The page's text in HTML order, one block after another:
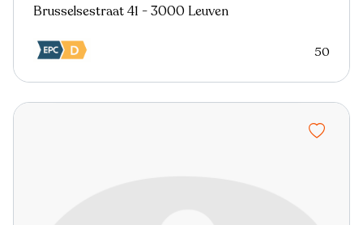
Brusselsestraat 41 - 3000 Leuven
50